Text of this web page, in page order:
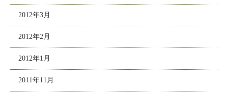
2012年3月
2012年2月
2012年1月
2011年11月